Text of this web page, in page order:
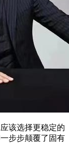
该选择更稳定的
步步颠覆了固有